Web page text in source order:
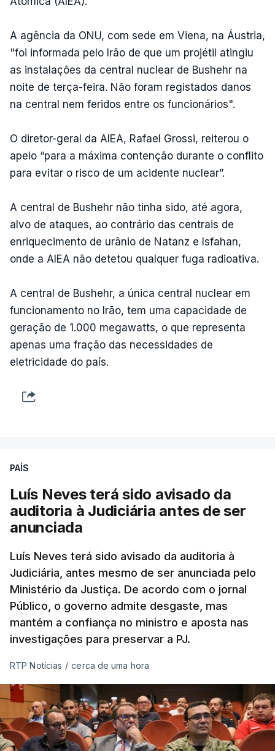
A agência da ONU, com sede em Viena, na Áustria,
"foi informada pelo Irão de que um projétil atingiu
as instalações da central nuclear de Bushehr na
noite de terça-feira. Não foram registados danos
na central nem feridos entre os funcionários".
O diretor-geral da AIEA, Rafael Grossi, reiterou o
apelo “para a máxima contenção durante o conflito
para evitar o risco de um acidente nuclear”.
A central de Bushehr não tinha sido, até agora,
alvo de ataques, ao contrário das centrais de
enriquecimento de urânio de Natanz e Isfahan,
onde a AIEA não detetou qualquer fuga radioativa.
A central de Bushehr, a única central nuclear em
funcionamento no Irão, tem uma capacidade de
geração de 1.000 megawatts, o que representa
apenas uma fração das necessidades de
eletricidade do país.
PAÍS
Luís Neves terá sido avisado da
auditoria à Judiciária antes de ser
anunciada
Luís Neves terá sido avisado da auditoria à
Judiciária, antes mesmo de ser anunciada pelo
Ministério da Justiça. De acordo com o jornal
Público, o governo admite desgaste, mas
mantém a confiança no ministro e aposta nas
investigações para preservar a PJ.
RTP Notícias / cerca de uma hora